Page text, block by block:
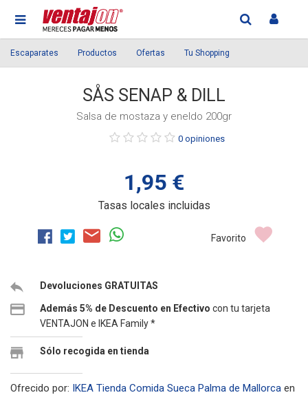
Escaparates Productos Ofertas Tu Shopping
SÅS SENAP & DILL
Salsa de mostaza y eneldo 200gr
Púntue
0 opiniones
1,95 €
Tasas locales incluidas
Favorito
Devoluciones GRATUITAS
Además 5% de Descuento en Efectivo con tu tarjeta
VENTAJON e IKEA Family *
Sólo recogida en tienda
Ofrecido por: IKEA Tienda Comida Sueca Palma de Mallorca en